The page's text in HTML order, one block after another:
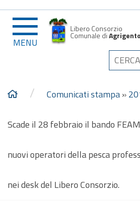
MENU
Libero Consorzio
Comunale diAgrigento
/ Comunicati stampa»
Scade il 28 febbraio il bando
nuovi operatori della pesca
nei desk del Libero Consorzio.